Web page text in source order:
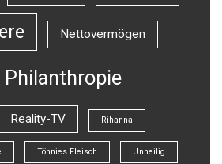
Nettovermögen
Philanthropie
Reality-TV Rihanna
Tönnies Fleisch Unheilig